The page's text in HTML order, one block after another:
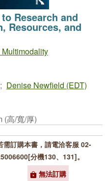
Research and
Resources, and
; Denise Newfield (EDT)
(高/寬/厚)
需訂購本書，請電洽客服 02-
分機130、131]。
無法訂購